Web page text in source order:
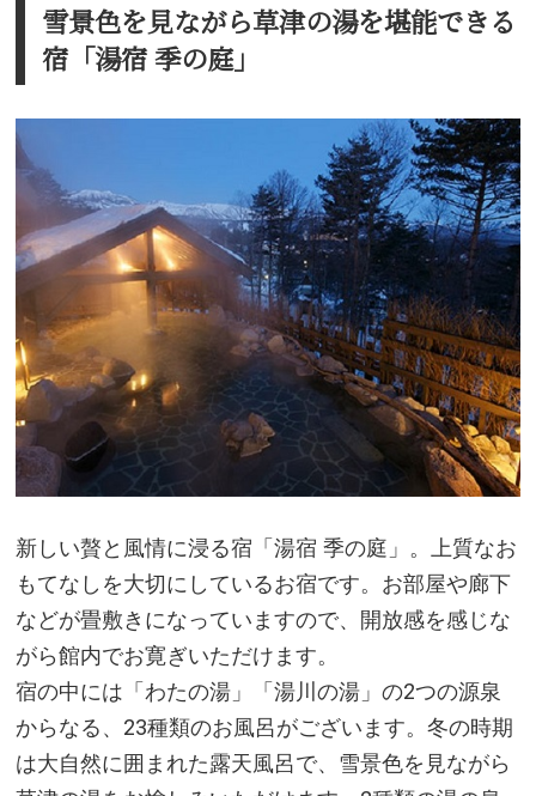
雪景色を見ながら草津の湯を堪能できる
宿「湯宿 季の庭」
新しい贅と風情に浸る宿「湯宿 季の庭」。上質なお
もてなしを大切にしているお宿です。お部屋や廊下
などが畳敷きになっていますので、開放感を感じな
がら館内でお寛ぎいただけます。
宿の中には「わたの湯」「湯川の湯」の2つの源泉
からなる、23種類のお風呂がございます。冬の時期
は大自然に囲まれた露天風呂で、雪景色を見ながら